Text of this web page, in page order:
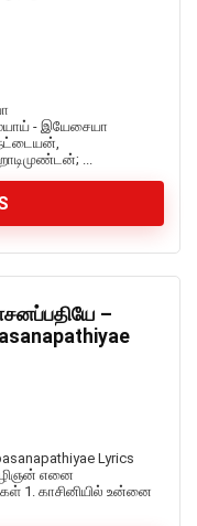
- இயேசையா
...
–
Lyrics
எனை
1. காசினியில் உன்னை